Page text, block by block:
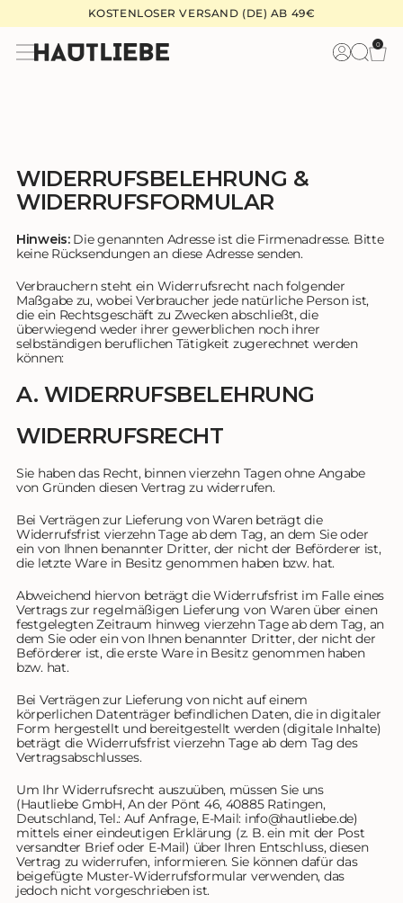
Inhalt
KOSTENLOSER VERSAND (DE) AB 49€
0
WIDERRUFSBELEHRUNG &
WIDERRUFSFORMULAR
Hinweis:Die genannten Adresse ist die Firmenadresse. Bitte
keine Rücksendungen an diese Adresse senden.
Verbrauchern steht ein Widerrufsrecht nach folgender
Maßgabe zu, wobei Verbraucher jede natürliche Person ist,
die ein Rechtsgeschäft zu Zwecken abschließt, die
überwiegend weder ihrer gewerblichen noch ihrer
selbständigen beruflichen Tätigkeit zugerechnet werden
können:
A. WIDERRUFSBELEHRUNG
WIDERRUFSRECHT
Sie haben das Recht, binnen vierzehn Tagen ohne Angabe
von Gründen diesen Vertrag zu widerrufen.
Bei Verträgen zur Lieferung von Waren beträgt die
Widerrufsfrist vierzehn Tage ab dem Tag, an dem Sie oder
ein von Ihnen benannter Dritter, der nicht der Beförderer ist,
die letzte Ware in Besitz genommen haben bzw. hat.
Abweichend hiervon beträgt die Widerrufsfrist im Falle eines
Vertrags zur regelmäßigen Lieferung von Waren über einen
festgelegten Zeitraum hinweg vierzehn Tage ab dem Tag, an
dem Sie oder ein von Ihnen benannter Dritter, der nicht der
Beförderer ist, die erste Ware in Besitz genommen haben
bzw. hat.
Bei Verträgen zur Lieferung von nicht auf einem
körperlichen Datenträger befindlichen Daten, die in digitaler
Form hergestellt und bereitgestellt werden (digitale Inhalte)
beträgt die Widerrufsfrist vierzehn Tage ab dem Tag des
Vertragsabschlusses.
Um Ihr Widerrufsrecht auszuüben, müssen Sie uns
(Hautliebe GmbH, An der Pönt 46, 40885 Ratingen,
Deutschland, Tel.: Auf Anfrage, E-Mail: info@hautliebe.de)
mittels einer eindeutigen Erklärung (z. B. ein mit der Post
versandter Brief oder E-Mail) über Ihren Entschluss, diesen
Vertrag zu widerrufen, informieren. Sie können dafür das
beigefügte Muster-Widerrufsformular verwenden, das
jedoch nicht vorgeschrieben ist.